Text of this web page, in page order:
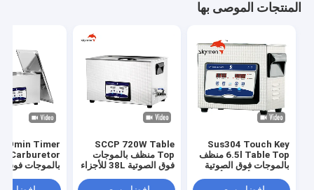
المنتجات الموصى بها
Sus304 Touch Key
6.5l Table Top منظف
بالموجات فوق الصوتية
SCCP 720W Table
Top منظف بالموجات
فوق الصوتية 38L للأجزاء
بالموجات فوق